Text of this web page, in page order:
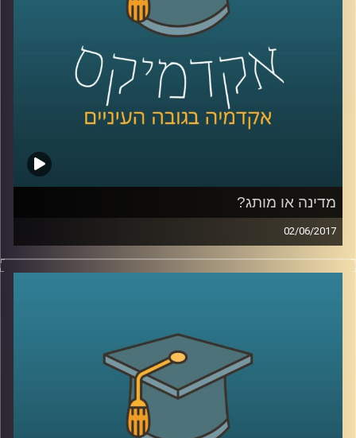
שהוסכמו על ידי כמעט 200 מדינות
קרדיט תמונות: AudioVersity
מדינה או מותג?
02/06/2017
דמיינו ראש ממשלה יושב במשרד פרסום וחושב
בעיצומו במדינות רבות בעולם ומה בכל זאת
ההבדלים בין מיתוג עסקי למיתוג מדינה. כמו כן,
איזה חלק יש לאזרחי המדינה הפעילים
באינסטגרם לתהליך הזה ומה הקשר של כל זה